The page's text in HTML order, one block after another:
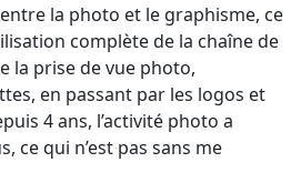
la photo et le graphisme, ce
complète de la chaîne de
la prise de vue photo,
en passant par les logos et
4 ans, l’activité photo a
ce qui n’est pas sans me